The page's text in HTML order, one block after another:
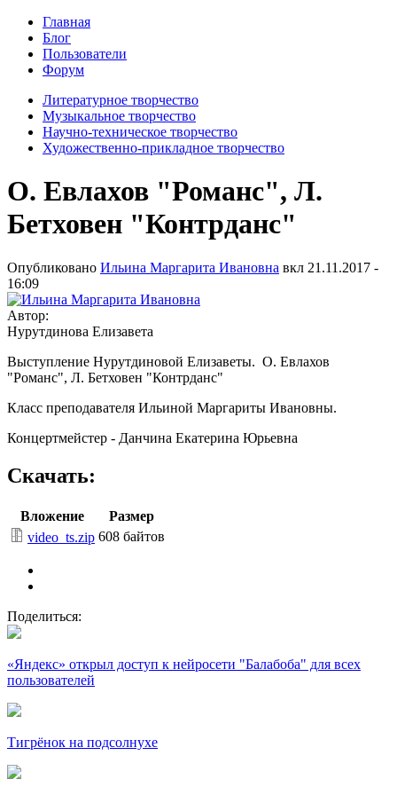
Главная
Блог
Пользователи
Форум
Литературное творчество
Музыкальное творчество
Научно-техническое творчество
Художественно-прикладное творчество
О. Евлахов "Романс", Л.
Бетховен "Контрданс"
Опубликовано Ильина Маргарита Ивановна вкл 21.11.2017 -
16:09
Автор:
Нурутдинова Елизавета
Выступление Нурутдиновой Елизаветы. О. Евлахов
"Романс", Л. Бетховен "Контрданс"
Класс преподавателя Ильиной Маргариты Ивановны.
Концертмейстер - Данчина Екатерина Юрьевна
Скачать:
Вложение
Размер
video_ts.zip 608 байтов
Поделиться:
«Яндекс» открыл доступ к нейросети "Балабоба" для всех
пользователей
Тигрёнок на подсолнухе